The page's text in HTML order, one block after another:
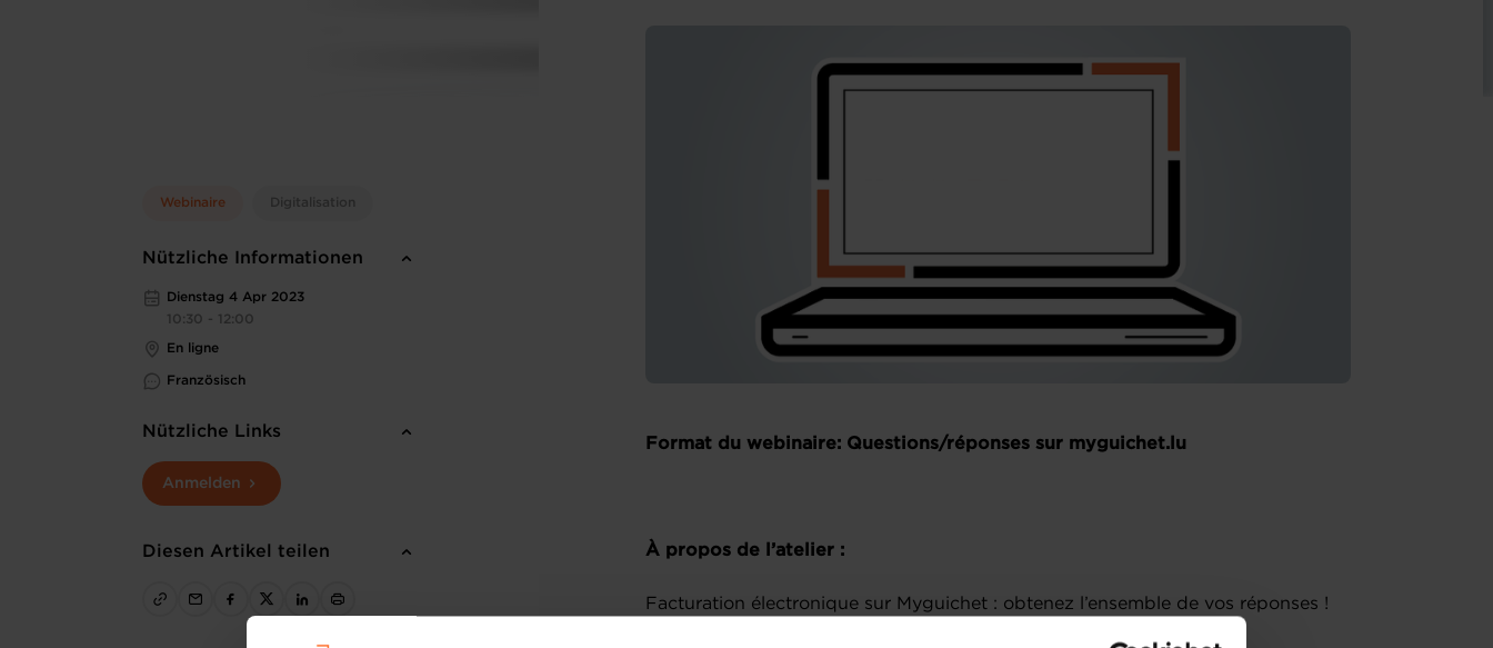
Webinaire Digitalisation
Nützliche Informationen
Dienstag 4 Apr 2023
10:30 - 12:00
En ligne
Französisch
Nützliche Links
Anmelden
Diesen Artikel teilen
Format du webinaire: Questions/réponses sur myguichet.lu
À propos de l’atelier :
Facturation électronique sur Myguichet : obtenez l’ensemble de vos réponses !